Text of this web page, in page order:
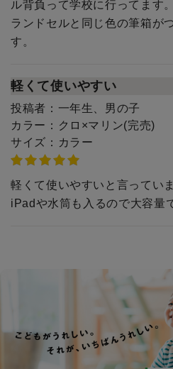
ル背負って学校に行ってます。
ランドセルと同じ色の筆箱が
す。
軽くて使いやすい
投稿者： 一年生、男の子
カラー： クロ×マリン(完売)
サイズ： カラー
軽くて使いやすいと言っていま
iPadや水筒も入るので大容量